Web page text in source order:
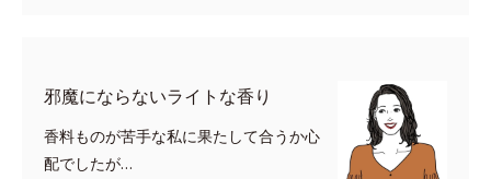
邪魔にならないライトな香り
香料ものが苦手な私に果たして合うか心
配でしたが…